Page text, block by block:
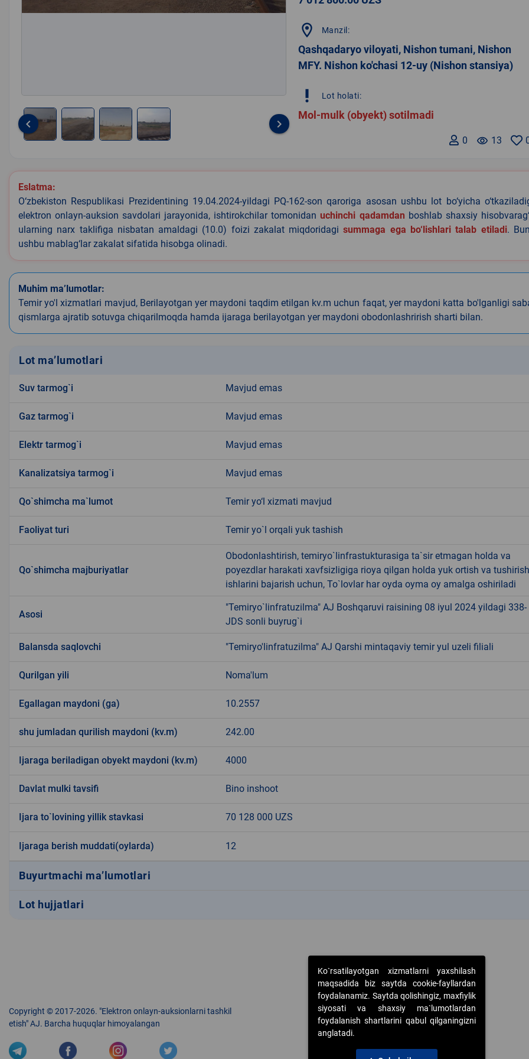
of
4
keyboard_arrow_left keyboard_arrow_right
location_on Manzil:
Qashqadaryo viloyati, Nishon tumani, Nishon
MFY. Nishon ko'chasi 12-uy (Nishon stansiya)
priority_high Lot holati:
Mol-mulk (obyekt) sotilmadi
remove_red_eye 13
0
Eslatma:
O‘zbekiston Respublikasi Prezidentining 19.04.2024-yildagi PQ-162-son qaroriga asosan ushbu lot bo‘yicha
elektron onlayn-auksion savdolari jarayonida, ishtirokchilar tomonidanuchinchi qadamdan boshlab shaxsiy
ularning narx taklifiga nisbatan amaldagi (10.0) foizi zakalat miqdoridagisummaga ega bo‘lishlari talab etiladi.
ushbu mablag‘lar zakalat sifatida hisobga olinadi.
Muhim ma’lumotlar:
Temir yo'l xizmatlari mavjud, Berilayotgan yer maydoni taqdim etilgan kv.m uchun faqat, yer maydoni katta bo'lganligi
qismlarga ajratib sotuvga chiqarilmoqda hamda ijaraga berilayotgan yer maydoni obodonlashrirish sharti bilan.
Lot ma’lumotlari
Suv tarmog`i Mavjud emas
Gaz tarmog`i Mavjud emas
Elektr tarmog`i Mavjud emas
Kanalizatsiya tarmog`i Mavjud emas
Qo`shimcha ma`lumot Temir yo‘l xizmati mavjud
Faoliyat turi Temir yo`l orqali yuk tashish
Qo`shimcha majburiyatlar
Obodonlashtirish, temiryo`linfrastukturasiga ta`sir etmagan holda va
poyezdlar harakati xavfsizligiga rioya qilgan holda yuk ortish va tushirish
ishlarini bajarish uchun, To`lovlar har oyda oyma oy amalga oshiriladi
Asosi
"Temiryo`linfratuzilma" AJ Boshqaruvi raisining 08 iyul 2024 yildagi 338-
JDS sonli buyrug`i
Balansda saqlovchi "Temiryo'linfratuzilma" AJ Qarshi mintaqaviy temir yul uzeli filiali
Qurilgan yili Noma'lum
Egallagan maydoni (ga) 10.2557
shu jumladan qurilish maydoni (kv.m) 242.00
Ijaraga beriladigan obyekt maydoni (kv.m) 4000
Davlat mulki tavsifi Bino inshoot
Ijara to`lovining yillik stavkasi 70 128 000 UZS
Ijaraga berish muddati(oylarda) 12
Buyurtmachi ma’lumotlari
Lot hujjatlari
Copyright © 2017-2026. "Elektron onlayn-auksionlarni tashkil
etish" AJ. Barcha huquqlar himoyalangan
Ko`rsatilayotgan xizmatlarni yaxshilash
maqsadida biz saytda cookie-fayllardan
foydalanamiz. Saytda qolishingiz, maxfiylik
siyosati va shaxsiy ma`lumotlardan
foydalanish shartlarini qabul qilganingizni
anglatadi.